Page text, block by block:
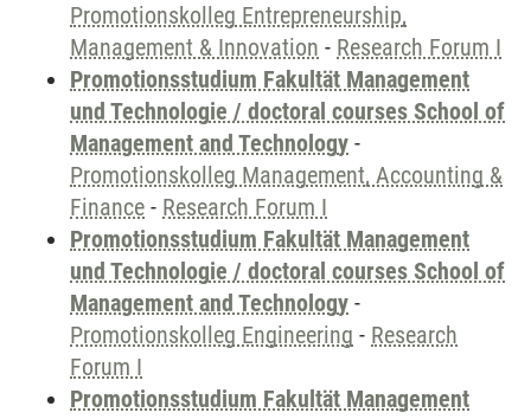
Promotionskolleg Entrepreneurship,
Management & Innovation - Research Forum I
Promotionsstudium Fakultät Management
und Technologie / doctoral courses School of
Management and Technology -
Promotionskolleg Management, Accounting &
Finance - Research Forum I
Promotionsstudium Fakultät Management
und Technologie / doctoral courses School of
Management and Technology -
Promotionskolleg Engineering - Research
Forum I
Promotionsstudium Fakultät Management